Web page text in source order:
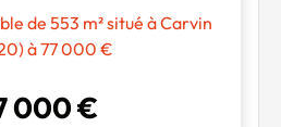
de 553 m² situé à Carvin
à 77 000 €
000 €